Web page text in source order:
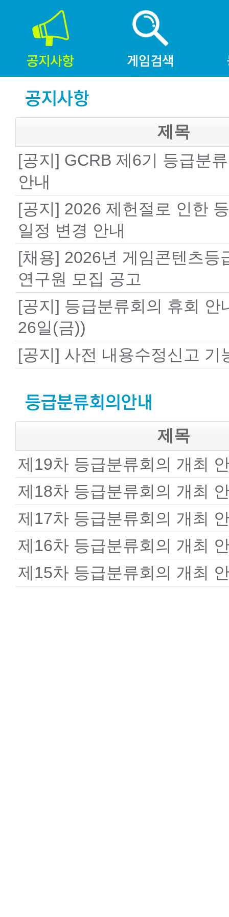
제목
[공지] GCRB 제6기 등급분
안내
[공지] 2026 제헌절로 인한
일정 변경 안내
[채용] 2026년 게임콘텐츠등
연구원 모집 공고
[공지] 등급분류회의 휴회 안
26일(금))
[공지] 사전 내용수정신고 기
제목
제19차 등급분류회의 개최
제18차 등급분류회의 개최
제17차 등급분류회의 개최
제16차 등급분류회의 개최
제15차 등급분류회의 개최